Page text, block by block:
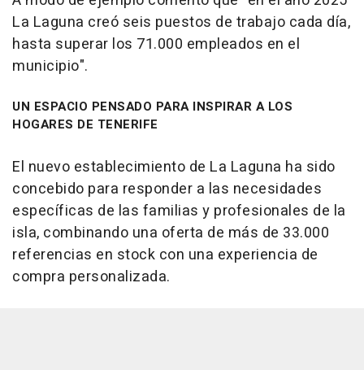
La Laguna creó seis puestos de trabajo cada día,
hasta superar los 71.000 empleados en el
municipio".
UN ESPACIO PENSADO PARA INSPIRAR A LOS
HOGARES DE TENERIFE
El nuevo establecimiento de La Laguna ha sido
concebido para responder a las necesidades
específicas de las familias y profesionales de la
isla, combinando una oferta de más de 33.000
referencias en stock con una experiencia de
compra personalizada.